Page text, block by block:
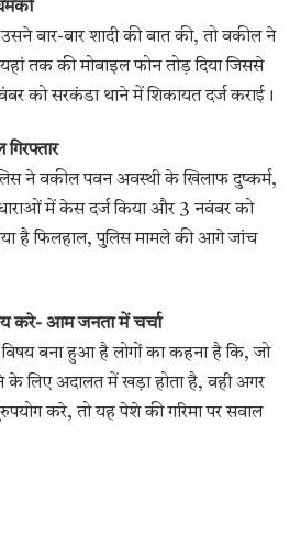
बार-बार शादी की बात की, तो वकील ने
तक की मोबाइल फोन तोड़ दिया जिससे
को सरकंडा थाने में शिकायत दर्ज कराई।
ने वकील पवन अवस्थी के खिलाफ दुष्कर्म,
में केस दर्ज किया और 3 नवंबर को
है फिलहाल, पुलिस मामले की आगे जांच
करे- आम जनता में चर्चा
बना हुआ है लोगों का कहना है कि, जो
के लिए अदालत में खड़ा होता है, वही अगर
करे, तो यह पेशे की गरिमा पर सवाल